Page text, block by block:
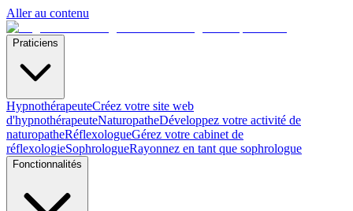
Aller au contenu
Praticiens
HypnothérapeuteCréez votre site web
d'hypnothérapeuteNaturopatheDéveloppez votre activité de
naturopatheRéflexologueGérez votre cabinet de
réflexologieSophrologueRayonnez en tant que sophrologue
Fonctionnalités